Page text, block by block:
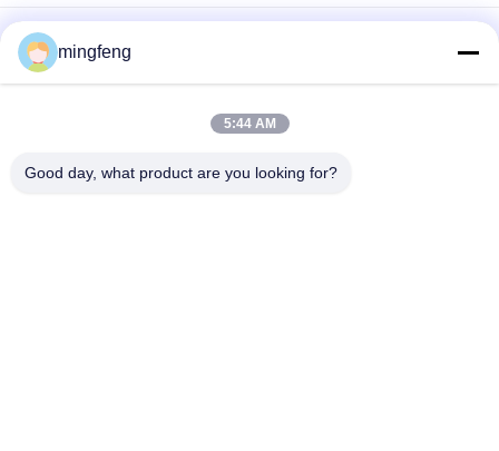
20W 40W 60W IP66 LED বিস্ফোরণ প্রমাণ আলো Atex অনুমোদন বিস্ফোরণ
প্রমাণ জরুরী আলো বিস্ফোরণ প্রমাণ হাই বে লাইট
প্রাচীর মাউন্ট জোন 1 জোন 2 এলএনজি গ্যাস স্টেশন তেল শিল্প
mingfeng
5:44 AM
Good day, what product are you looking for?